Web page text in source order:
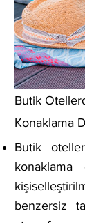
Butik
Konaklama
Butik
konaklama
benzersiz